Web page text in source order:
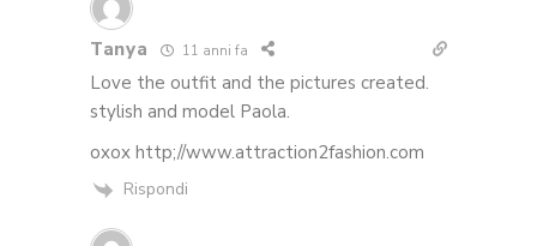
Tanya 11 anni fa
Love the outfit and the pictures created.
stylish and model Paola.
oxox http;//www.attraction2fashion.com
Rispondi